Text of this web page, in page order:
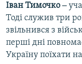
Іван Тимочко ‒
Тоді служив три
звільнився з
перші дні
Україну поїхати